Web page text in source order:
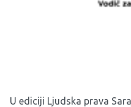
U ediciji Ljudska prava